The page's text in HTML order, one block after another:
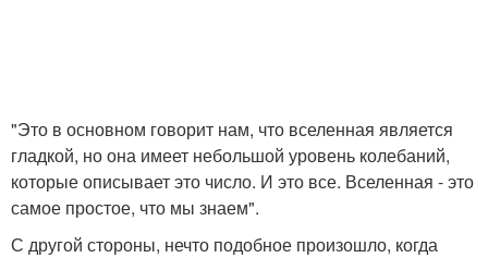
"Это в основном говорит нам, что вселенная является
гладкой, но она имеет небольшой уровень колебаний,
которые описывает это число. И это все. Вселенная - это
самое простое, что мы знаем".
С другой стороны, нечто подобное произошло, когда